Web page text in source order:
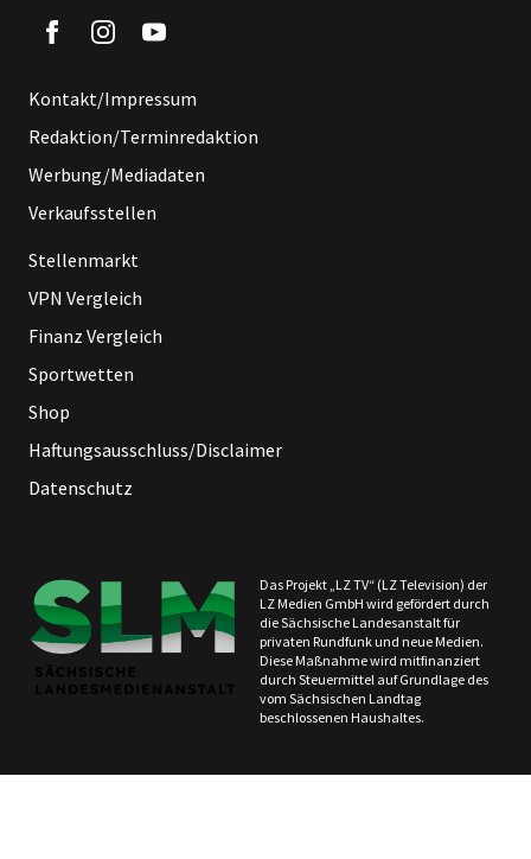
Kontakt/Impressum
Redaktion/Terminredaktion
Werbung/Mediadaten
Verkaufsstellen
Stellenmarkt
VPN Vergleich
Finanz Vergleich
Sportwetten
Shop
Haftungsausschluss/Disclaimer
Datenschutz
Das Projekt „LZ TV“ (LZ Television) der
LZ Medien GmbH wird gefördert durch
die Sächsische Landesanstalt für
privaten Rundfunk und neue Medien.
Diese Maßnahme wird mitfinanziert
durch Steuermittel auf Grundlage des
vom Sächsischen Landtag
beschlossenen Haushaltes.